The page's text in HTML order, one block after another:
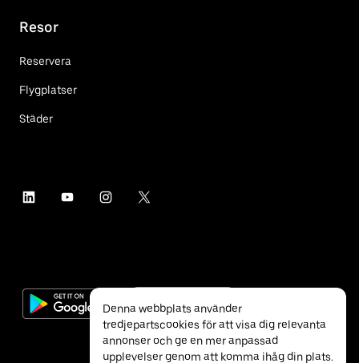
Resor
Reservera
Flygplatser
Städer
Denna webbplats använder
tredjepartscookies för att visa dig relevanta
annonser och ge en mer anpassad
upplevelser genom att komma ihåg din plats.